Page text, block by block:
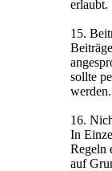
erlaubt.
15.
sollte
werden.
16.
In
Regeln
auf